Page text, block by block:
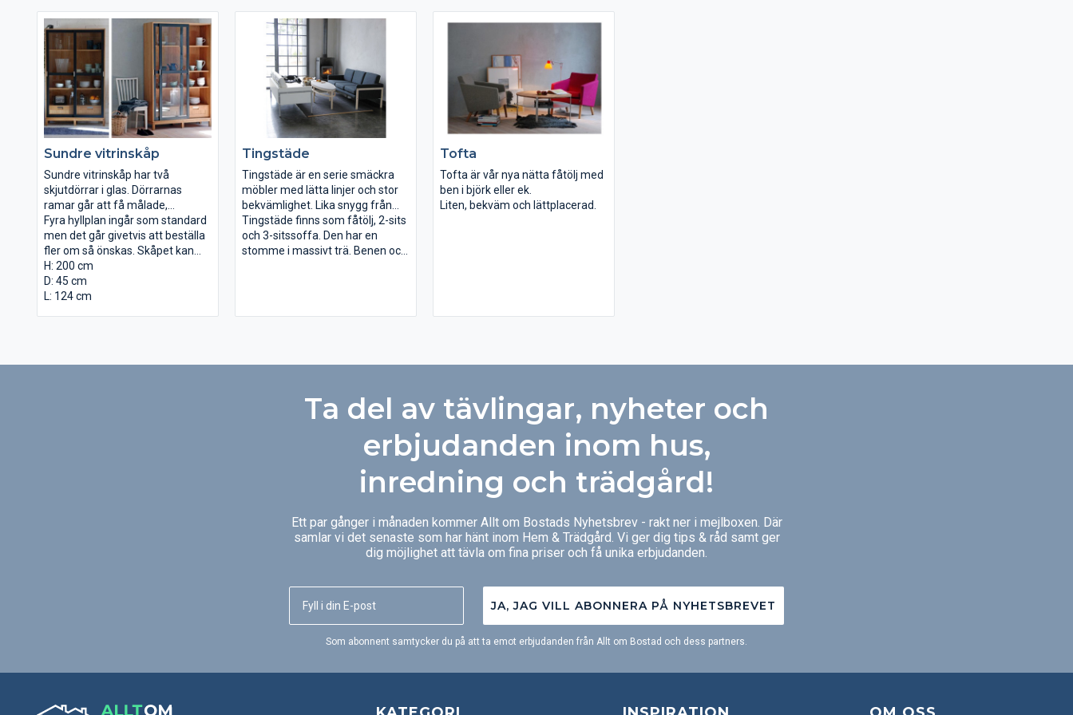
Sundre vitrinskåp
Sundre vitrinskåp har två
skjutdörrar i glas. Dörrarnas
ramar går att få målade,
beslagen är av rostfritt stål.
Fyra hyllplan ingår som standard
men det går givetvis att beställa
fler om så önskas. Skåpet kan
även utrustas med Sundres
mellanlådor och då får det plats
två stycken på varje hylla.
H: 200 cm
D: 45 cm
L: 124 cm
Tingstäde
Tingstäde är en serie smäckra
möbler med lätta linjer och stor
bekvämlighet. Lika snygg från
alla håll.
Tingstäde finns som fåtölj, 2-sits
och 3-sitssoffa. Den har en
stomme i massivt trä. Benen och
Tofta
Tofta är vår nya nätta fåtölj med
ben i björk eller ek.
Liten, bekväm och lättplacerad.
Ta del av tävlingar, nyheter och
erbjudanden inom hus,
inredning och trädgård!
Ett par gånger i månaden kommer Allt om Bostads Nyhetsbrev - rakt ner i mejlboxen. Där
samlar vi det senaste som har hänt inom Hem & Trädgård. Vi ger dig tips & råd samt ger
dig möjlighet att tävla om fina priser och få unika erbjudanden.
JA, JAG VILL ABONNERA PÅ NYHETSBREVET
Som abonnent samtycker du på att ta emot erbjudanden från Allt om Bostad och dess partners.